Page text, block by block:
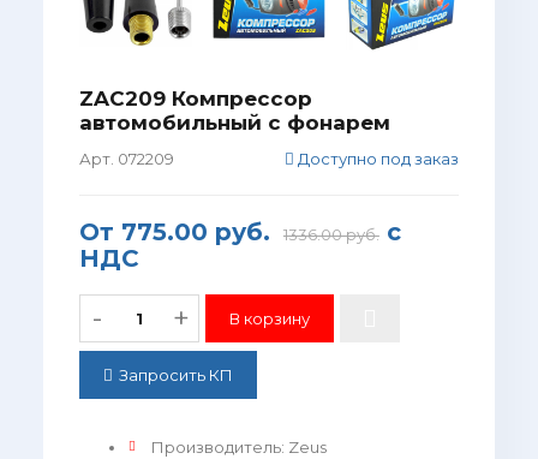
ZAC209 Компрессор
автомобильный с фонарем
Арт. 072209 Доступно под заказ
От 775.00 руб. 1336.00 руб.с
НДС
- +
Запросить КП
Производитель: Zeus